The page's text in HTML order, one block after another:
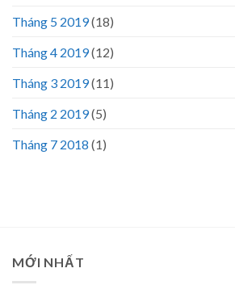
Tháng 5 2019(18)
Tháng 4 2019(12)
Tháng 3 2019(11)
Tháng 2 2019(5)
Tháng 7 2018 (1)
MỚI NHẤT